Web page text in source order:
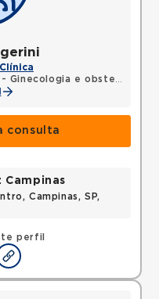
Ginecologia e obstetrícia
consulta
perfil
Campinas
Campinas, SP,